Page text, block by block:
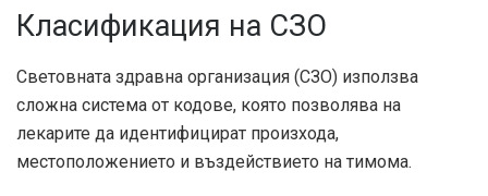
Класификация на СЗО
Световната здравна организация (СЗО) използва
сложна система от кодове, която позволява на
лекарите да идентифицират произхода,
местоположението и въздействието на тимома.